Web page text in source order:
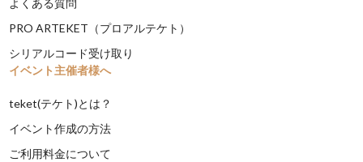
よくある質問
PRO ARTEKET（プロアルテケト）
シリアルコード受け取り
イベント主催者様へ
teket(テケト)とは？
イベント作成の方法
ご利用料金について